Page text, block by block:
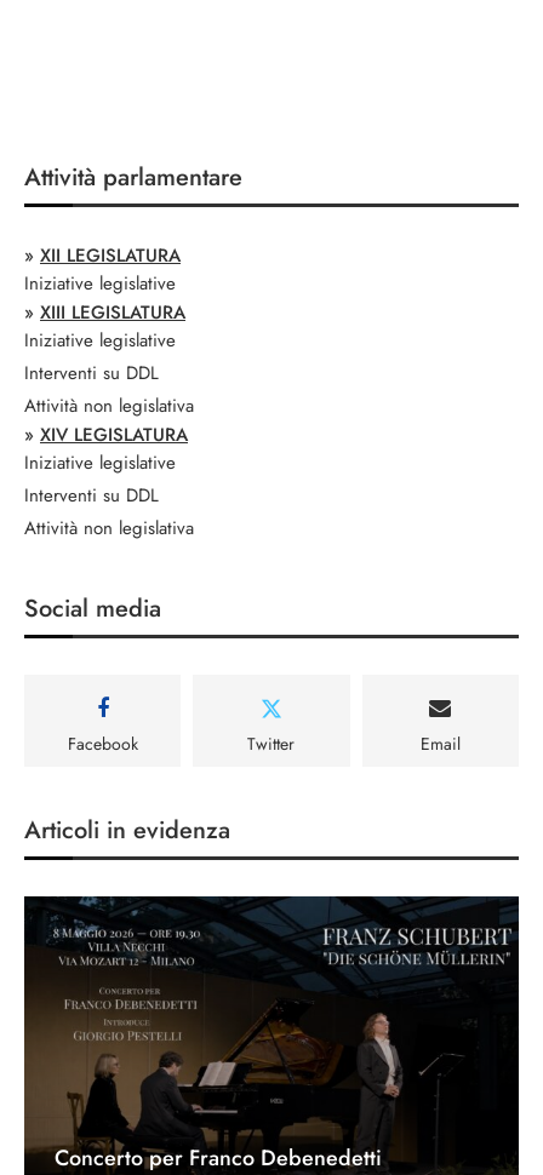
Attività parlamentare
» XII LEGISLATURA
Iniziative legislative
» XIII LEGISLATURA
Iniziative legislative
Interventi su DDL
Attività non legislativa
» XIV LEGISLATURA
Iniziative legislative
Interventi su DDL
Attività non legislativa
Social media
Facebook Twitter Email
Articoli in evidenza
Concerto per Franco Debenedetti